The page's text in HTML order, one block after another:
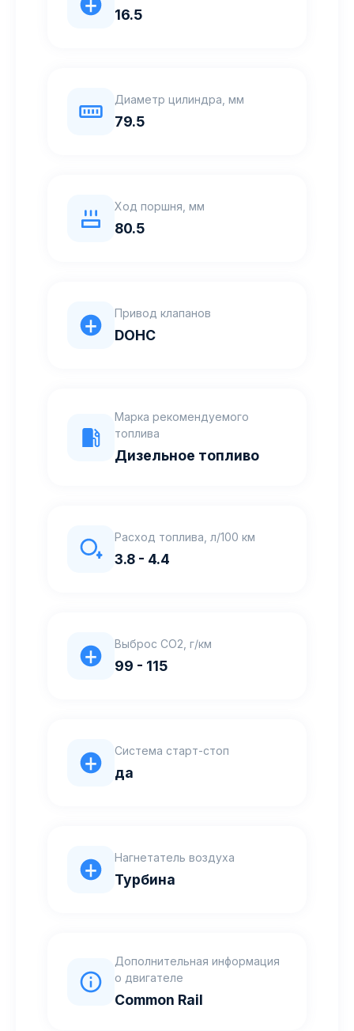
16.5
Диаметр цилиндра, мм
79.5
Ход поршня, мм
80.5
Привод клапанов
DOHC
Марка рекомендуемого
топлива
Дизельное топливо
Расход топлива, л/100 км
3.8 - 4.4
Выброс CO2, г/км
99 - 115
Система старт-стоп
да
Нагнетатель воздуха
Турбина
Дополнительная информация
о двигателе
Common Rail